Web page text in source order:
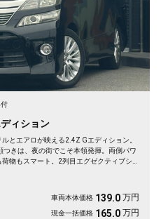
ィション
とエアロが映える2.4Z Gエディション。
きは、夜の街でこそ本領発揮。両側パワ
物もスマート。2列目エグゼクティブシ
に。長く付き合える一台として《1年保
車両本体価格 139.0 万円
現金一括価格 165.0 万円